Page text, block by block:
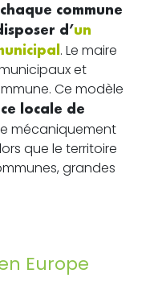
chaque commune
d’un
. Le maire
et
Ce modèle
locale de
mécaniquement
que le territoire
grandes
Europe